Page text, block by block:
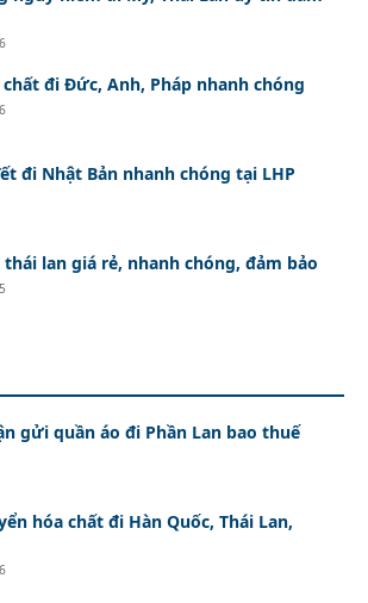
đi Đức, Anh, Pháp nhanh chóng
đi Nhật Bản nhanh chóng tại LHP
lan giá rẻ, nhanh chóng, đảm bảo
gửi quần áo đi Phần Lan bao thuế
hóa chất đi Hàn Quốc, Thái Lan,